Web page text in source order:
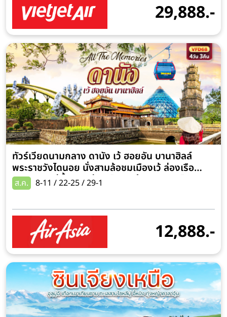
29,888.-
ทัวร์เวียดนามกลาง ดานัง เว้ ฮอยอัน บานาฮิลล์
พระราชวังไดนอย นั่งสามล้อชมเมืองเว้ ล่องเรือ
มังกรชมแม่น้ำหอม ล่องเรือกระด้ง 4 วัน 3 คืน (พัก
โรงแรมบรรยากาศยุโรป Meroure Bana Hills 1
ส.ค. 8-11 / 22-25 / 29-1
12,888.-